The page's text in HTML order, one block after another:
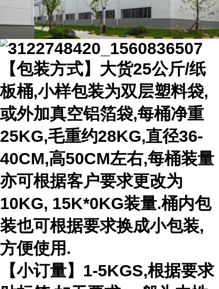
【包装方式】大货25公斤/纸
板桶,小样包装为双层塑料袋,
或外加真空铝箔袋,每桶净重
25KG,毛重约28KG,直径36-
40CM,高50CM左右,每桶装量
亦可根据客户要求更改为
10KG, 15K*0KG装量.桶内包
装也可根据要求换成小包装,
方便使用.
【小订量】1-5KGS,根据要求